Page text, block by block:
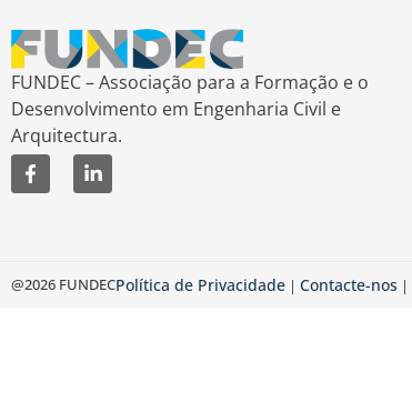
FUNDEC – Associação para a Formação e o
Desenvolvimento em Engenharia Civil e
Arquitectura.
@2026 FUNDECPolítica de Privacidade | Contacte-nos |